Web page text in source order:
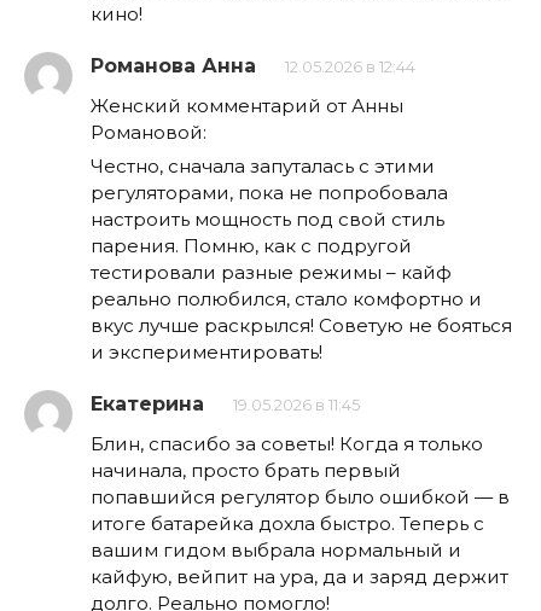
кино!
Романова Анна 12.05.2026 в 12:44
Женский комментарий от Анны
Романовой:
Честно, сначала запуталась с этими
регуляторами, пока не попробовала
настроить мощность под свой стиль
парения. Помню, как с подругой
тестировали разные режимы – кайф
реально полюбился, стало комфортно и
вкус лучше раскрылся! Советую не бояться
и экспериментировать!
Екатерина 19.05.2026 в 11:45
Блин, спасибо за советы! Когда я только
начинала, просто брать первый
попавшийся регулятор было ошибкой — в
итоге батарейка дохла быстро. Теперь с
вашим гидом выбрала нормальный и
кайфую, вейпит на ура, да и заряд держит
долго. Реально помогло!